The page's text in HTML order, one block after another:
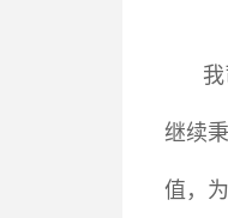
继续
值，